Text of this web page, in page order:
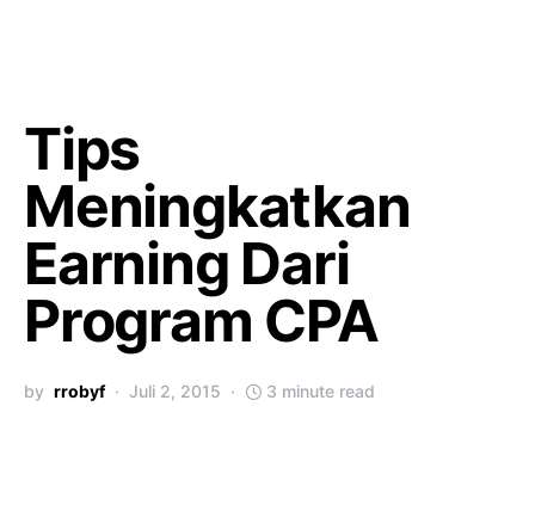
Tips
Meningkatkan
Earning Dari
Program CPA
by rrobyf Juli 2, 2015 3 minute read